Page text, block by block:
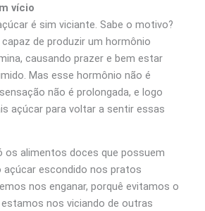
vício
é sim viciante. Sabe o motivo?
de produzir um hormônio
causando prazer e bem estar
Mas esse hormônio não é
não é prolongada, e logo
açúcar para voltar a sentir essas
os alimentos doces que possuem
açúcar escondido nos pratos
nos enganar, porquê evitamos o
nos viciando de outras